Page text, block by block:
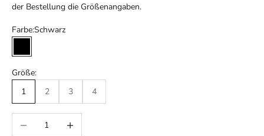
der Bestellung die Größenangaben.
Farbe:Schwarz
Schwarz
Größe:
1
2 3 4
Anzahl verringernAnzahl erhöhen